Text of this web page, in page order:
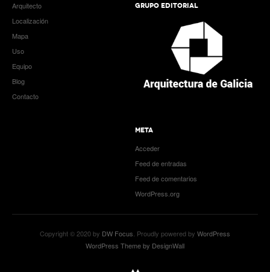
Arquitecto
Localización
Mapa
Uso
Equipo
Blog
Contacto
GRUPO EDITORIAL
META
Acceder
Feed de entradas
Feed de comentarios
WordPress.org
Copyright © 2020 by DW Focus. Proudly powered by WordPress
WordPress Theme by DesignWall